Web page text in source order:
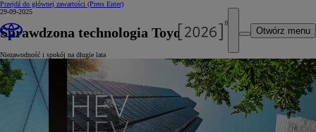
Przejdź do głównej zawartości (Press Enter)
Otwórz menu
29-09-2025
Sprawdzona technologia Toyoty
Niezawodność i spokój na długie lata